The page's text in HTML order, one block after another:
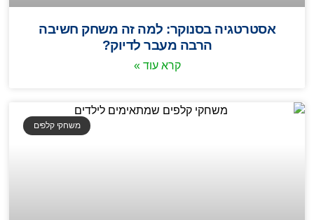
אסטרטגיה בסנוקר: למה זה משחק חשיבה
הרבה מעבר לדיוק?
קרא עוד »
משחקי קלפים